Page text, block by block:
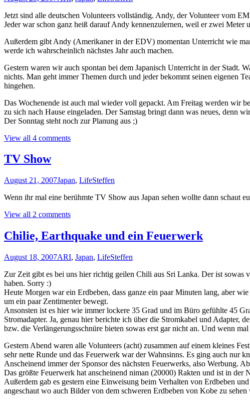
Jetzt sind alle deutschen Volunteers vollständig. Andy, der Volunteer vom
Jeder war schon ganz heiß darauf Andy kennenzulernen, weil er zwei
Außerdem gibt Andy (Amerikaner in der EDV) momentan Unterricht wie
werde ich wahrscheinlich nächstes Jahr auch machen.
Gestern waren wir auch spontan bei dem Japanisch Unterricht in der Stadt.
nichts. Man geht immer Themen durch und jeder bekommt seinen eigenen
hingehen.
Das Wochenende ist auch mal wieder voll gepackt. Am Freitag werden wir
zu sich nach Hause eingeladen. Der Samstag bringt dann was neues, denn
Der Sonntag steht noch zur Planung aus ;)
View all 4 comments
TV Show
August 21, 2007Japan, LifeSteffen
Wenn ihr mal eine berühmte TV Show aus Japan sehen wollte dann schaut
View all 2 comments
Chilie, Earthquake und ein Feuerwerk
August 18, 2007ARI, Japan, LifeSteffen
Zur Zeit gibt es bei uns hier richtig geilen Chili aus Sri Lanka. Der ist sowas
haben. Sorry :)
Heute Morgen war ein Erdbeben, dass ganze ein paar Minuten lang, aber
um ein paar Zentimenter bewegt.
Ansonsten ist es hier wie immer lockere 35 Grad und im Büro gefühlte 45
Stromadapter. Ja, genau hier berichte ich über die Stromkabel und
bzw. die Verlängerungsschnüre bieten sowas erst gar nicht an. Und wenn
Gestern Abend waren alle Volunteers (acht) zusammen auf einem kleines
sehr nette Runde und das Feuerwerk war der Wahnsinns. Es ging auch nur
Anscheinend immer der Sponsor des nächsten Feuerwerks, also Werbung.
Das größte Feuerwerk hat anscheinend niman (20000) Rakten und ist in
Außerdem gab es gestern eine Einweisung beim Verhalten von Erdbeben
angeschaut wo auch Bilder von dem schweren Erdbeben von Kobe zu